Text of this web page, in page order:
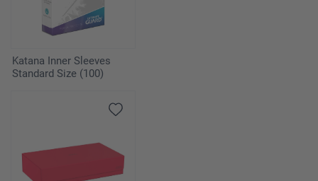
Katana Inner Sleeves
Standard Size (100)